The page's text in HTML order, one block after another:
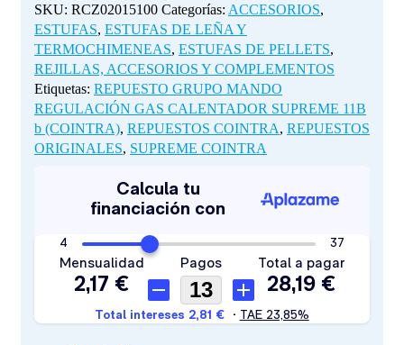
SKU: RCZ02015100 Categorías: ACCESORIOS,
ESTUFAS, ESTUFAS DE LEÑA Y
TERMOCHIMENEAS, ESTUFAS DE PELLETS,
REJILLAS, ACCESORIOS Y COMPLEMENTOS
Etiquetas: REPUESTO GRUPO MANDO
REGULACIÓN GAS CALENTADOR SUPREME 11B
b (COINTRA), REPUESTOS COINTRA, REPUESTOS
ORIGINALES, SUPREME COINTRA